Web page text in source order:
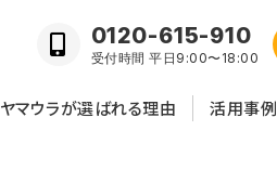
0120-615-910
受付時間 平日9:00〜18:00
ヤマウラが選ばれる理由 活用事例